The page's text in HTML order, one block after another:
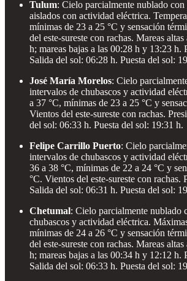
Tulum: Cielo parcialmente nublado
aislados con actividad eléctrica.
mínimas de 23 a 25 °C y sensación
del este-sureste con rachas. Mareas
h; mareas bajas a las 00:28 h y 13:23 h.
Salida del sol: 06:28 h. Puesta del sol:
José María Morelos: Cielo
intervalos de chubascos y actividad
a 37 °C, mínimas de 23 a 25 °C y
Vientos del este-sureste con rachas.
del sol: 06:33 h. Puesta del sol: 19:31 h.
Felipe Carrillo Puerto: Cielo
intervalos de chubascos y actividad
36 a 38 °C, mínimas de 22 a 24 °C y
°C. Vientos del este-sureste con rachas.
Salida del sol: 06:31 h. Puesta del sol:
Chetumal: Cielo parcialmente nublado
chubascos y actividad eléctrica.
mínimas de 24 a 26 °C y sensación
del este-sureste con rachas. Mareas
h; mareas bajas a las 00:34 h y 12:12 h.
Salida del sol: 06:33 h. Puesta del sol: